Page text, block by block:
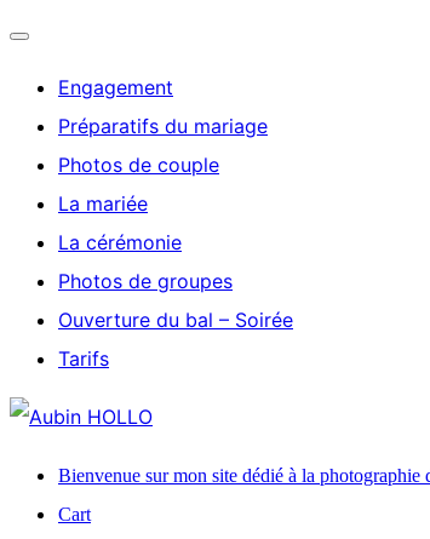
navigation
Engagement
Préparatifs du mariage
Photos de couple
La mariée
La cérémonie
Photos de groupes
Ouverture du bal – Soirée
Tarifs
Aller
Bienvenue sur mon site dédié à la photographie
Cart